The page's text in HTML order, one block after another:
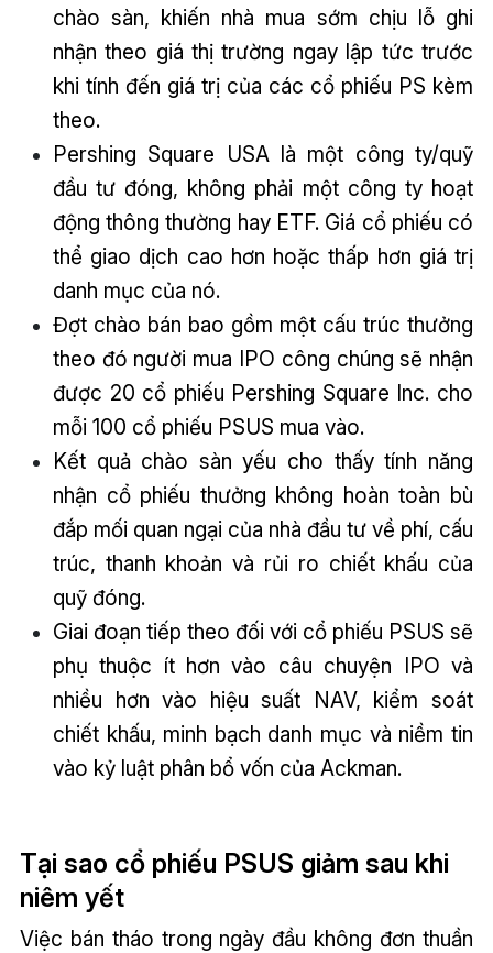
chào sàn, khiến nhà mua sớm chịu lỗ ghi
nhận theo giá thị trường ngay lập tức trước
khi tính đến giá trị của các cổ phiếu PS kèm
theo.
Pershing Square USA là một công ty/quỹ
đầu tư đóng, không phải một công ty hoạt
động thông thường hay ETF. Giá cổ phiếu có
thể giao dịch cao hơn hoặc thấp hơn giá trị
danh mục của nó.
Đợt chào bán bao gồm một cấu trúc thưởng
theo đó người mua IPO công chúng sẽ nhận
được 20 cổ phiếu Pershing Square Inc. cho
mỗi 100 cổ phiếu PSUS mua vào.
Kết quả chào sàn yếu cho thấy tính năng
nhận cổ phiếu thưởng không hoàn toàn bù
đắp mối quan ngại của nhà đầu tư về phí, cấu
trúc, thanh khoản và rủi ro chiết khấu của
quỹ đóng.
Giai đoạn tiếp theo đối với cổ phiếu PSUS sẽ
phụ thuộc ít hơn vào câu chuyện IPO và
nhiều hơn vào hiệu suất NAV, kiểm soát
chiết khấu, minh bạch danh mục và niềm tin
vào kỷ luật phân bổ vốn của Ackman.
Tại sao cổ phiếu PSUS giảm sau khi
niêm yết
Việc bán tháo trong ngày đầu không đơn thuần